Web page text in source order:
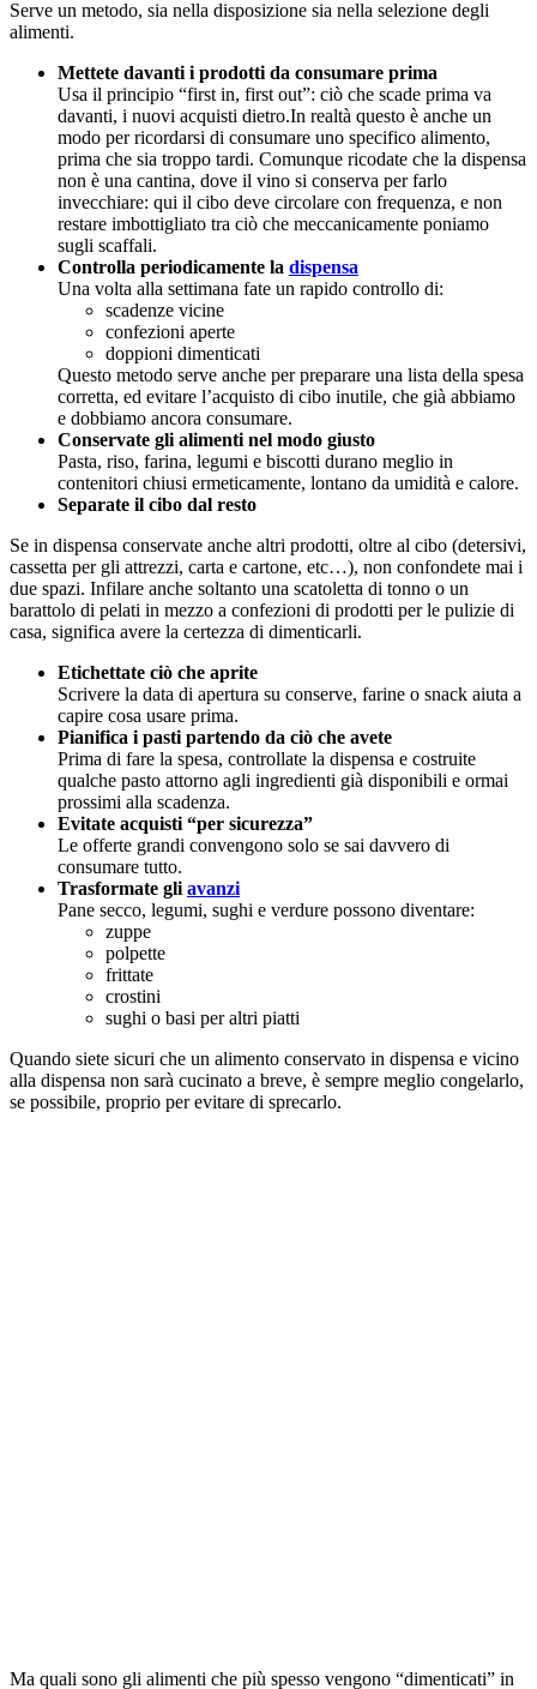
Serve un metodo, sia nella disposizione sia nella selezione degli
alimenti.
Mettete davanti i prodotti da consumare prima
Usa il principio “first in, first out”: ciò che scade prima va
davanti, i nuovi acquisti dietro.In realtà questo è anche un
modo per ricordarsi di consumare uno specifico alimento,
prima che sia troppo tardi. Comunque ricodate che la dispensa
non è una cantina, dove il vino si conserva per farlo
invecchiare: qui il cibo deve circolare con frequenza, e non
restare imbottigliato tra ciò che meccanicamente poniamo
sugli scaffali.
Controlla periodicamente la dispensa
Una volta alla settimana fate un rapido controllo di:
scadenze vicine
confezioni aperte
doppioni dimenticati
Questo metodo serve anche per preparare una lista della spesa
corretta, ed evitare l’acquisto di cibo inutile, che già abbiamo
e dobbiamo ancora consumare.
Conservate gli alimenti nel modo giusto
Pasta, riso, farina, legumi e biscotti durano meglio in
contenitori chiusi ermeticamente, lontano da umidità e calore.
Separate il cibo dal resto
Se in dispensa conservate anche altri prodotti, oltre al cibo (detersivi,
cassetta per gli attrezzi, carta e cartone, etc…), non confondete mai i
due spazi. Infilare anche soltanto una scatoletta di tonno o un
barattolo di pelati in mezzo a confezioni di prodotti per le pulizie di
casa, significa avere la certezza di dimenticarli.
Etichettate ciò che aprite
Scrivere la data di apertura su conserve, farine o snack aiuta a
capire cosa usare prima.
Pianifica i pasti partendo da ciò che avete
Prima di fare la spesa, controllate la dispensa e costruite
qualche pasto attorno agli ingredienti già disponibili e ormai
prossimi alla scadenza.
Evitate acquisti “per sicurezza”
Le offerte grandi convengono solo se sai davvero di
consumare tutto.
Trasformate gli avanzi
Pane secco, legumi, sughi e verdure possono diventare:
zuppe
polpette
frittate
crostini
sughi o basi per altri piatti
Quando siete sicuri che un alimento conservato in dispensa e vicino
alla dispensa non sarà cucinato a breve, è sempre meglio congelarlo,
se possibile, proprio per evitare di sprecarlo.
Ma quali sono gli alimenti che più spesso vengono “dimenticati” in